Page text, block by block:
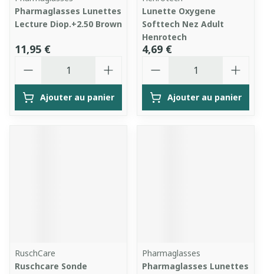
Pharmaglasses Lunettes
Lecture Diop.+2.50 Brown
11,95 €
Ajouter au panier
Lunette Oxygene
Softtech Nez Adult
Henrotech
4,69 €
Ajouter au panier
RuschCare
Ruschcare Sonde
Pharmaglasses
Pharmaglasses Lunettes